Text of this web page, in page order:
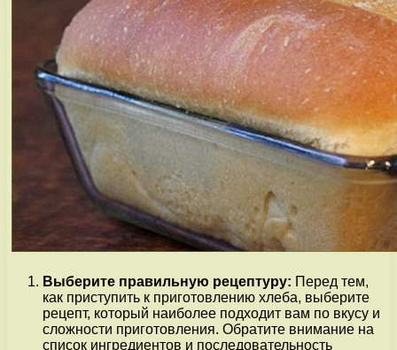
Выберите правильную рецептуру: Перед тем,
как приступить к приготовлению хлеба, выберите
рецепт, который наиболее подходит вам по вкусу и
сложности приготовления. Обратите внимание на
список ингредиентов и последовательность